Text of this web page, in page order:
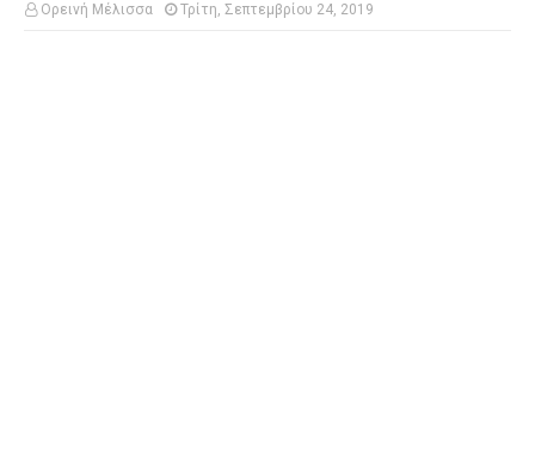
Ορεινή Μέλισσα Τρίτη, Σεπτεμβρίου 24, 2019